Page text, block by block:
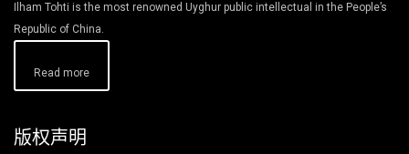
Ilham Tohti is the most renowned Uyghur public intellectual in the People’s
Republic of China.
Read more
版权声明